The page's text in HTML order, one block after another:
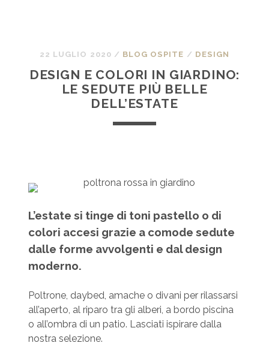
22 LUGLIO 2020 / BLOG OSPITE / DESIGN
DESIGN E COLORI IN GIARDINO:
LE SEDUTE PIÙ BELLE
DELL’ESTATE
L’estate si tinge di toni pastello o di
colori accesi grazie a comode sedute
dalle forme avvolgenti e dal design
moderno.
Poltrone, daybed, amache o divani per rilassarsi
all’aperto, al riparo tra gli alberi, a bordo piscina
o all’ombra di un patio. Lasciati ispirare dalla
nostra selezione.